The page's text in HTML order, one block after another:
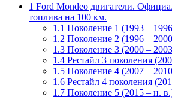
1 Ford Mondeo двигатели.
топлива на 100 км.
1.1 Поколение 1 (1993 –
1.2 Поколение 2 (1996 –
1.3 Поколение 3 (2000 –
1.4 Рестайл 3 поколения
1.5 Поколение 4 (2007 –
1.6 Рестайл 4 поколения
1.7 Поколение 5 (2015 – н.